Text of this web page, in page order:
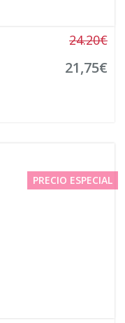
24.20€
21,75€
PRECIO ESPECIAL